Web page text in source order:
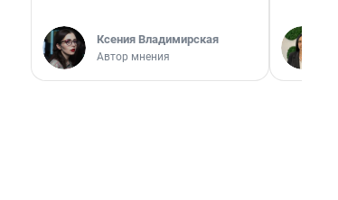
Ксения Владимирская
Автор мнения